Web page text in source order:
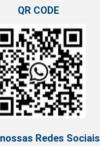
QR CODE
Redes Sociais